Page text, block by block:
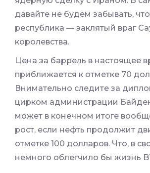
давайте не будем забывать,
республика — заклятый враг
королевства.
Цена за баррель в настоящее
приближается к отметке 70
Внимательно следите за
цирком администрации
может в конечном итоге
рост, если нефть продолжит
отметке 100 долларов. Что, в
немного облегчило бы жизнь